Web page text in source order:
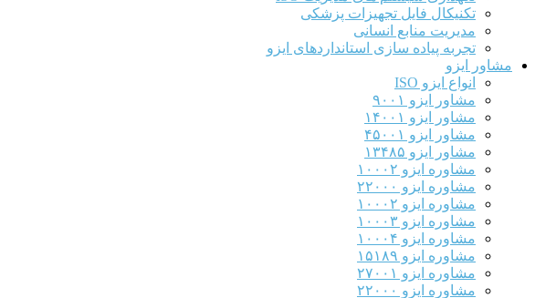
تکنیکال فایل تجهیزات پزشکی
مدیریت منابع انسانی
تجربه پیاده سازی استانداردهای ایزو
مشاور ایزو
انواع ایزو ISO
مشاور ایزو ۹۰۰۱
مشاور ایزو ۱۴۰۰۱
مشاور ایزو ۴۵۰۰۱
مشاور ایزو ۱۳۴۸۵
مشاوره ایزو ۱۰۰۰۲
مشاوره ایزو ۲۲۰۰۰
مشاوره ایزو ۱۰۰۰۲
مشاوره ایزو ۱۰۰۰۳
مشاوره ایزو ۱۰۰۰۴
مشاوره ایزو ۱۵۱۸۹
مشاوره ایزو ۲۷۰۰۱
مشاوره ایزو ۲۲۰۰۰